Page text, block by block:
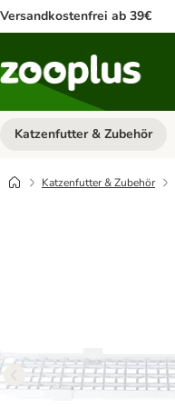
Versandkostenfrei ab 39€
Katzenfutter & Zubehör
Katzenfutter & Zubehör